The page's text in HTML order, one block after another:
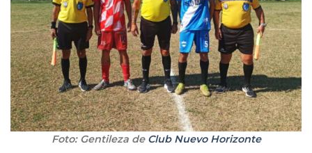
Foto: Gentileza de Club Nuevo Horizonte